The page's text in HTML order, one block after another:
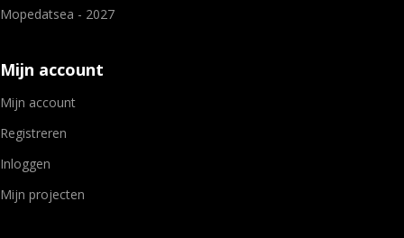
Mopedatsea - 2027
Mijn account
Mijn account
Registreren
Inloggen
Mijn projecten